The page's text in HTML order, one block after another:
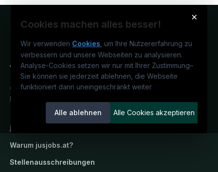
×
Cookies machen alles besser!
Wir verwenden Cookies , um Ihre Nutzererfahrung zu
verbessern und unsere Webseiten zu analysieren.
Analyse-Cookies setzen wir nur mit Ihrer Zustimmung–
Sie können sie jederzeit ablehnen, die Webseite
funktioniert dann uneingeschränkt weiter
Alle ablehnen Alle Cookies akzeptieren
Österreichs juristisches Karriereportal.
Ein Service der candidatis GmbH.
jusjobs.at
Warum jusjobs.at?
Stellenausschreibungen